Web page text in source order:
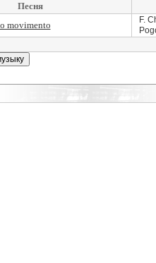
Песня
movimento
F.